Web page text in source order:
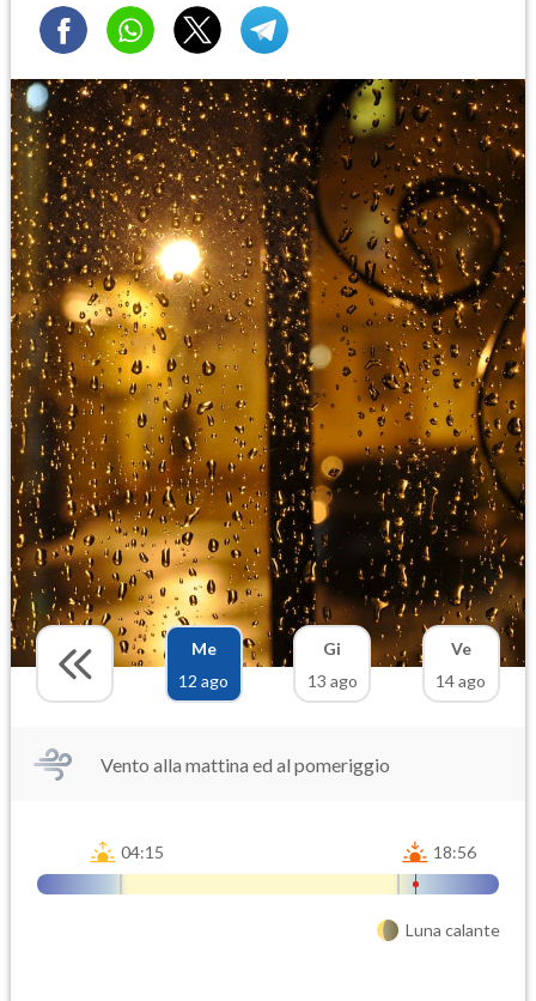
Me
12 ago
Gi
13 ago
Ve
14 ago
Vento alla mattina ed al pomeriggio
04:15 18:56
Luna calante